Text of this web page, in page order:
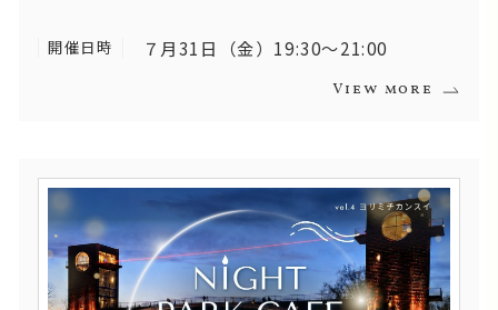
開催日時 ７月31日（金）19:30～21:00
View more